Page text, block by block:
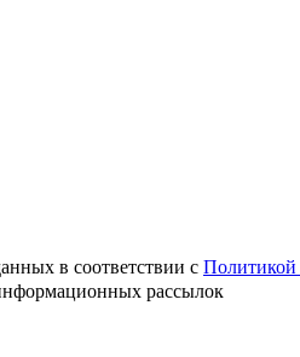
в соответствии с Политикой
рассылок